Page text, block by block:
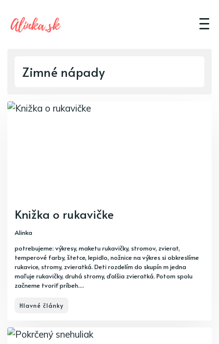
Zimné nápady
Knižka o rukavičke
Alinka
potrebujeme: výkresy, maketu rukavičky, stromov, zvierat,
temperové farby, štetce, lepidlo, nožnice na výkres si obkreslíme
rukavice, stromy, zvieratká. Deti rozdelím do skupín m jedna
maľuje rukavičky, druhá stromy, ďalšia zvieratká. Potom spolu
začneme tvoriť príbeh....
Hlavné články